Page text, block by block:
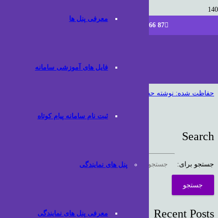
87 266 220 021
info [at] parsdatam [dot] ir
معرفی پنل ها
فایل های آموزشی سامانه
ثبت نام سامانه پیام کوتاه
پنل های نمایندگی
معرفی پنل های نمایندگی
حفاظت شده: نوشته حفاظت شده
Search
جستجو برای:
Recent Posts